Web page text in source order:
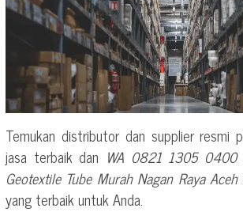
Temukan distributor dan supplier resmi
jasa terbaik dan WA 0821 1305 0400
Geotextile Tube Murah Nagan Raya Aceh
yang terbaik untuk Anda.